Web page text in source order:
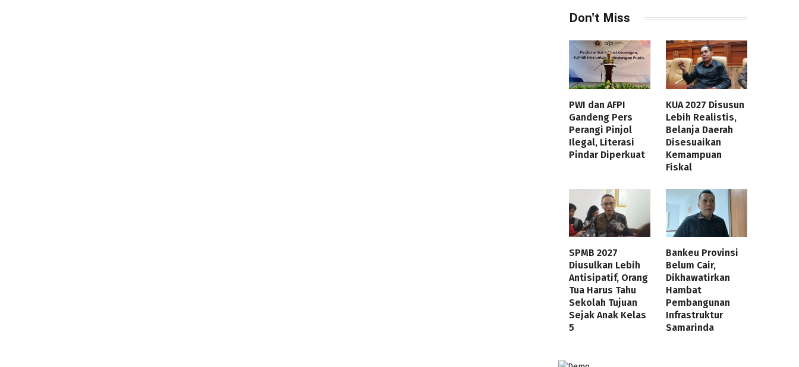
Don't Miss
PWI dan AFPI
Gandeng Pers
Perangi Pinjol
Ilegal, Literasi
Pindar Diperkuat
KUA 2027 Disusun
Lebih Realistis,
Belanja Daerah
Disesuaikan
Kemampuan
Fiskal
SPMB 2027
Diusulkan Lebih
Antisipatif, Orang
Tua Harus Tahu
Sekolah Tujuan
Sejak Anak Kelas
5
Bankeu Provinsi
Belum Cair,
Dikhawatirkan
Hambat
Pembangunan
Infrastruktur
Samarinda